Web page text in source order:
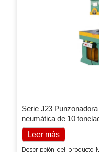
Serie J23
neumática de 10
Leer más
Descripción del producto